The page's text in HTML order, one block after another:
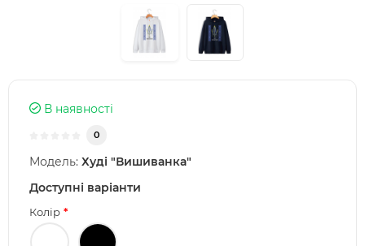
В наявності
0
Модель: Худі "Вишиванка"
Доступні варіанти
Колір